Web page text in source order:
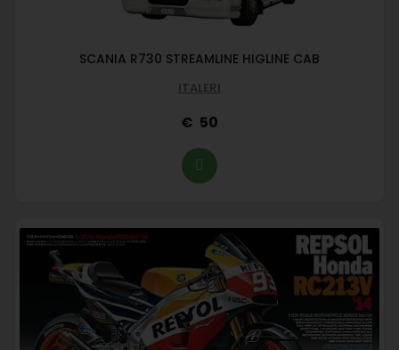
SCANIA R730 STREAMLINE HIGLINE CAB
ITALERI
50